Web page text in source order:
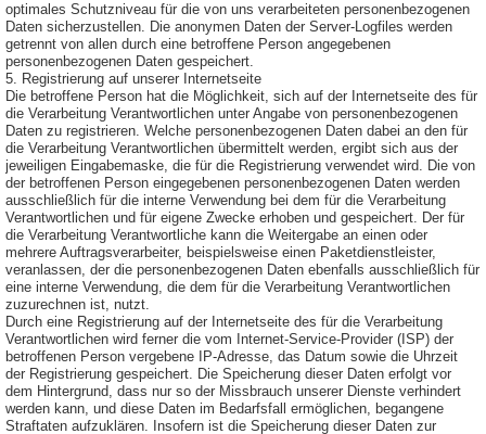
optimales Schutzniveau für die von uns verarbeiteten personenbezogenen
Daten sicherzustellen. Die anonymen Daten der Server-Logfiles werden
getrennt von allen durch eine betroffene Person angegebenen
personenbezogenen Daten gespeichert.
5. Registrierung auf unserer Internetseite
Die betroffene Person hat die Möglichkeit, sich auf der Internetseite des für
die Verarbeitung Verantwortlichen unter Angabe von personenbezogenen
Daten zu registrieren. Welche personenbezogenen Daten dabei an den für
die Verarbeitung Verantwortlichen übermittelt werden, ergibt sich aus der
jeweiligen Eingabemaske, die für die Registrierung verwendet wird. Die von
der betroffenen Person eingegebenen personenbezogenen Daten werden
ausschließlich für die interne Verwendung bei dem für die Verarbeitung
Verantwortlichen und für eigene Zwecke erhoben und gespeichert. Der für
die Verarbeitung Verantwortliche kann die Weitergabe an einen oder
mehrere Auftragsverarbeiter, beispielsweise einen Paketdienstleister,
veranlassen, der die personenbezogenen Daten ebenfalls ausschließlich für
eine interne Verwendung, die dem für die Verarbeitung Verantwortlichen
zuzurechnen ist, nutzt.
Durch eine Registrierung auf der Internetseite des für die Verarbeitung
Verantwortlichen wird ferner die vom Internet-Service-Provider (ISP) der
betroffenen Person vergebene IP-Adresse, das Datum sowie die Uhrzeit
der Registrierung gespeichert. Die Speicherung dieser Daten erfolgt vor
dem Hintergrund, dass nur so der Missbrauch unserer Dienste verhindert
werden kann, und diese Daten im Bedarfsfall ermöglichen, begangene
Straftaten aufzuklären. Insofern ist die Speicherung dieser Daten zur